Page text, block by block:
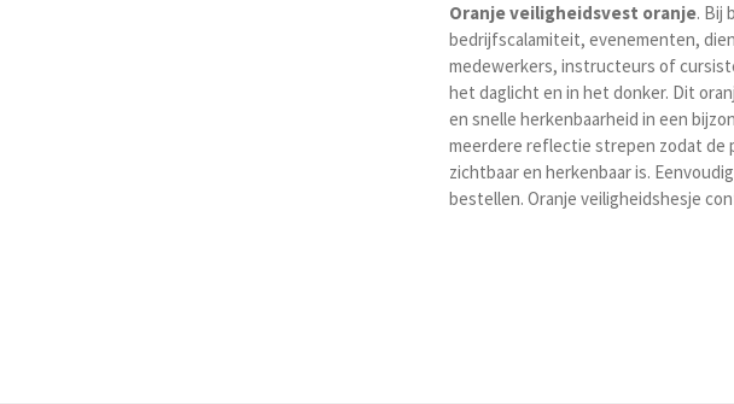
Oranje veiligheidsvest oranje. Bij
bedrijfscalamiteit, evenementen,
medewerkers, instructeurs of
het daglicht en in het donker. Dit
en snelle herkenbaarheid in een
meerdere reflectie strepen zodat de
zichtbaar en herkenbaar is.
bestellen. Oranje veiligheidshesje